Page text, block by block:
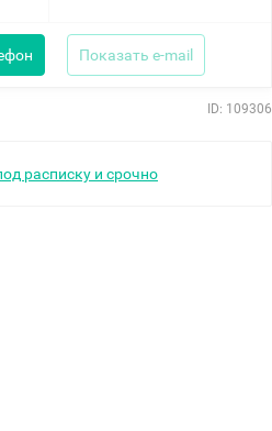
Показать e-mail
ID: 109306
расписку и срочно